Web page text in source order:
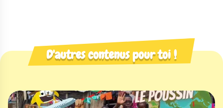
D'autres contenus pour toi !